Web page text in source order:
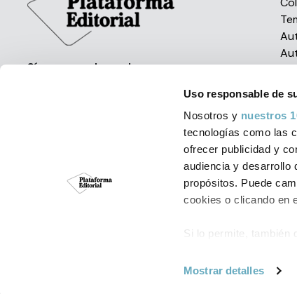
Uso responsable de
Nosotros y nuestros
tecnologías como las
ofrecer publicidad y
audiencia y desarrollo
propósitos. Puede
cookies o clicando en
Si lo permite, también
metros
Mostrar detalles
Síguenos en las redes
Política de Cookies Aviso
© Plataforma